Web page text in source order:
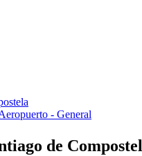
- General
de